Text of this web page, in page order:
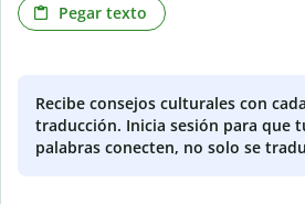
Pegar texto
Recibe consejos culturales con cada
traducción. Inicia sesión para que
palabras conecten, no solo se